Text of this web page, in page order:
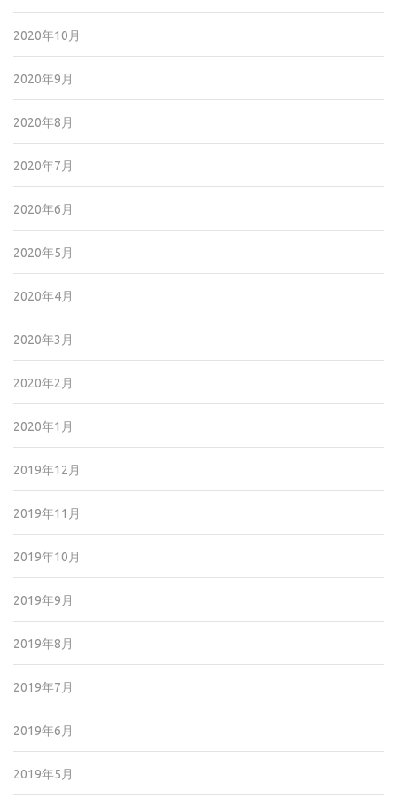
2020年10月
2020年9月
2020年8月
2020年7月
2020年6月
2020年5月
2020年4月
2020年3月
2020年2月
2020年1月
2019年12月
2019年11月
2019年10月
2019年9月
2019年8月
2019年7月
2019年6月
2019年5月